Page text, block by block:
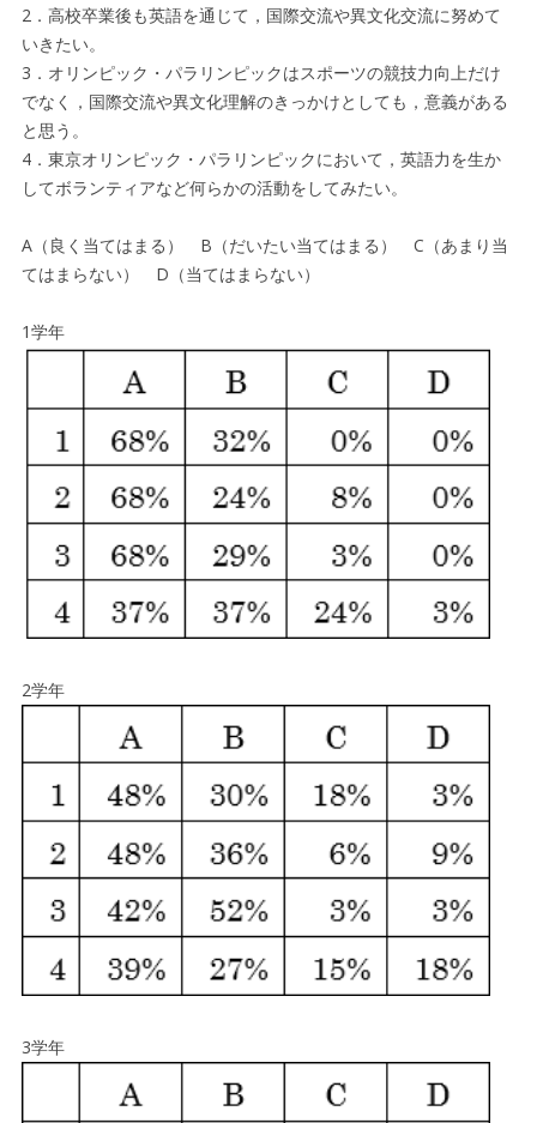
2．高校卒業後も英語を通じて，国際交流や異文化交流に努めて
いきたい。
3．オリンピック・パラリンピックはスポーツの競技力向上だけ
でなく，国際交流や異文化理解のきっかけとしても，意義がある
と思う。
4．東京オリンピック・パラリンピックにおいて，英語力を生か
してボランティアなど何らかの活動をしてみたい。
A（良く当てはまる） B（だいたい当てはまる） C（あまり当
てはまらない） D（当てはまらない）
1学年
2学年
3学年